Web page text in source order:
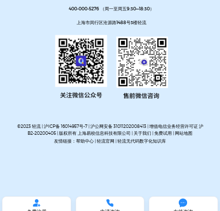
400-000-5276 （周一至周五9:30—18:30）
上海市闵行区沧源路1488号3楼轻流
©2023 轻流 |沪ICP备 16014957号-7|沪公网安备 31011202008413| 增值电信业务经营许可证 沪
B2-20200405 | 版权所有 上海易校信息科技有限公司 |关于我们 |免费试用 |网站地图
友情链接： 帮助中心|轻流官网 |轻流无代码数字化知识库
  